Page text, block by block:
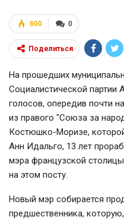
0
600
Поделиться
На прошедших
Социалистической партии
голосов, опередив почти
из правого "Союза за
Костюшко-Моризе,
Анн Идальго, 13 лет
мэра французской столицы
на этом посту.
Новый мэр собирается
предшественника,